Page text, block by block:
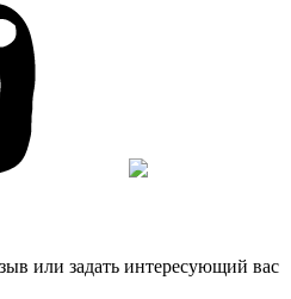
или задать интересующий вас